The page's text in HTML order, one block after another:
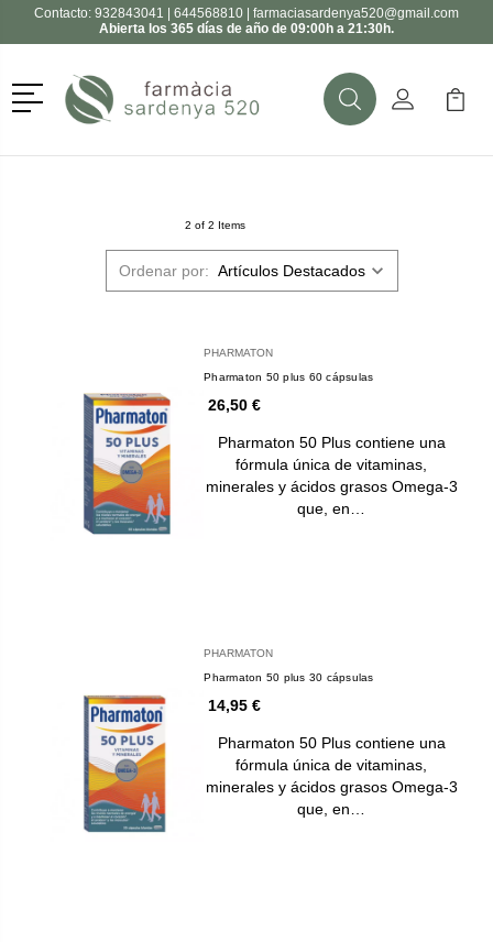
Contacto: 932843041 | 644568810 | farmaciasardenya520@gmail.com
Abierta los 365 días de año de 09:00h a 21:30h.
Menú
BuscarMi Cuenta
Mi
2 of 2 Items
Ordenar por:
PHARMATON
Pharmaton 50 plus 60 cápsulas
26,50 €
Pharmaton 50 Plus contiene una
fórmula única de vitaminas,
minerales y ácidos grasos Omega-3
que, en…
PHARMATON
Pharmaton 50 plus 30 cápsulas
14,95 €
Pharmaton 50 Plus contiene una
fórmula única de vitaminas,
minerales y ácidos grasos Omega-3
que, en…